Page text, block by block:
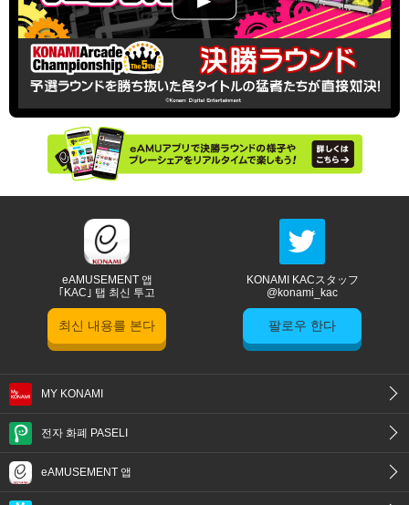
eAMUSEMENT 앱
｢KAC｣ 탭 최신 투고
최신 내용를 본다
KONAMI KACスタッフ
@konami_kac
팔로우 한다
MY KONAMI
전자 화폐 PASELI
eAMUSEMENT 앱